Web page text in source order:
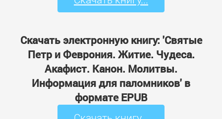
Скачать электронную книгу: 'Святые
Петр и Феврония. Житие. Чудеса.
Акафист. Канон. Молитвы.
Информация для паломников' в
формате EPUB